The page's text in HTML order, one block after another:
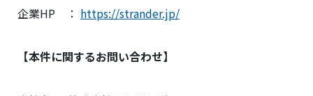
企業HP ： https://strander.jp/
【本件に関するお問い合わせ】